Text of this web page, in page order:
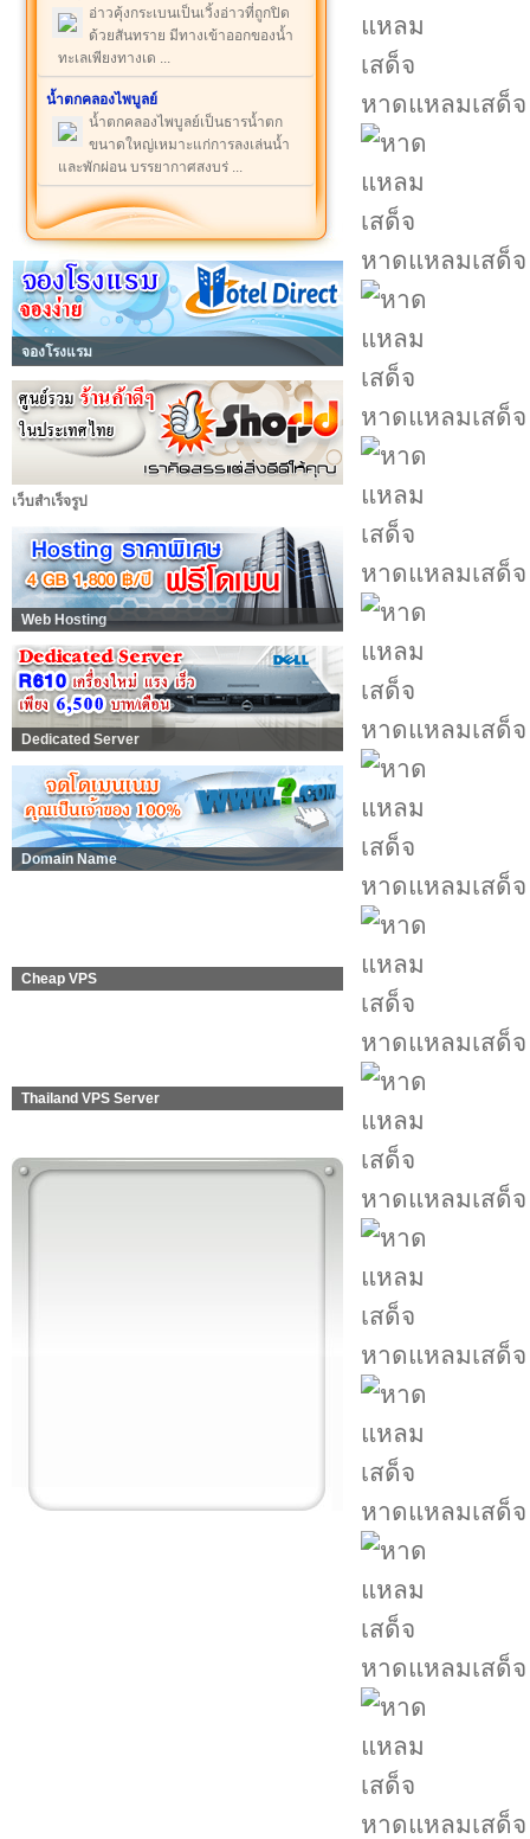
อ่าวคุ้งกระเบนเป็นเวิ้งอ่าวที่ถูกปิด
ด้วยสันทราย มีทางเข้าออกของน้ำ
ทะเลเพียงทางเด ...
น้ำตกคลองไพบูลย์
น้ำตกคลองไพบูลย์เป็นธารน้ำตก
ขนาดใหญ่เหมาะแก่การลงเล่นน้ำ
และพักผ่อน บรรยากาศสงบร่ ...
จองโรงแรม
เว็บสำเร็จรูป
Web Hosting
Dedicated Server
Domain Name
Cheap VPS
Thailand VPS Server
หาดแหลมเสด็จ
หาดแหลมเสด็จ
หาดแหลมเสด็จ
หาดแหลมเสด็จ
หาดแหลมเสด็จ
หาดแหลมเสด็จ
หาดแหลมเสด็จ
หาดแหลมเสด็จ
หาดแหลมเสด็จ
หาดแหลมเสด็จ
หาดแหลมเสด็จ
หาดแหลมเสด็จ